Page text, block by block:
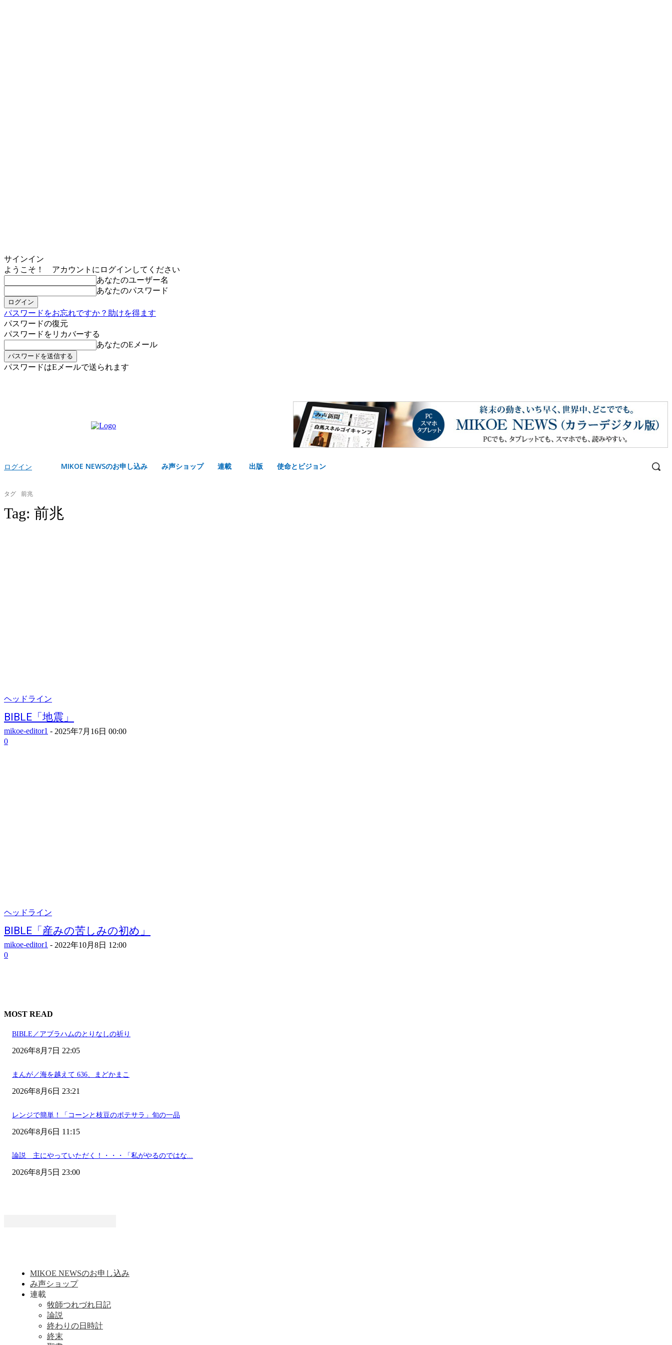
サインイン
ようこそ！ アカウントにログインしてください
あなたのユーザー名
あなたのパスワード
パスワードをお忘れですか？助けを得ます
パスワードの復元
パスワードをリカバーする
あなたのEメール
パスワードはEメールで送られます
ログイン MIKOE NEWSのお申し込み み声ショップ 連載 出版 使命とビジョン
タグ 前兆
Tag: 前兆
ヘッドライン
BIBLE「地震」
mikoe-editor1 - 2025年7月16日 00:00
0
ヘッドライン
BIBLE「産みの苦しみの初め」
mikoe-editor1 - 2022年10月8日 12:00
0
MOST READ
BIBLE／アブラハムのとりなしの祈り
2026年8月7日 22:05
まんが／海を越えて 636、まどかまこ
2026年8月6日 23:21
レンジで簡単！「コーンと枝豆のポテサラ」旬の一品
2026年8月6日 11:15
論説 主にやっていただく！・・・「私がやるのではな...
2026年8月5日 23:00
MIKOE NEWSのお申し込み
み声ショップ
連載
牧師つれづれ日記
論説
終わりの日時計
終末